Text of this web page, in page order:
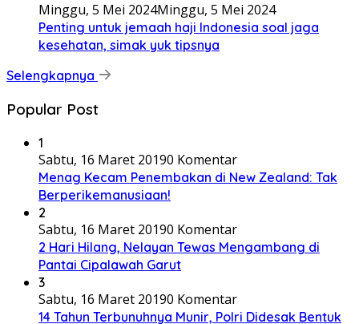
Minggu, 5 Mei 2024Minggu, 5 Mei 2024
Penting untuk jemaah haji Indonesia soal jaga
kesehatan, simak yuk tipsnya
Selengkapnya
Popular Post
1
Sabtu, 16 Maret 20190 Komentar
Menag Kecam Penembakan di New Zealand: Tak
Berperikemanusiaan!
2
Sabtu, 16 Maret 20190 Komentar
2 Hari Hilang, Nelayan Tewas Mengambang di
Pantai Cipalawah Garut
3
Sabtu, 16 Maret 20190 Komentar
14 Tahun Terbunuhnya Munir, Polri Didesak Bentuk